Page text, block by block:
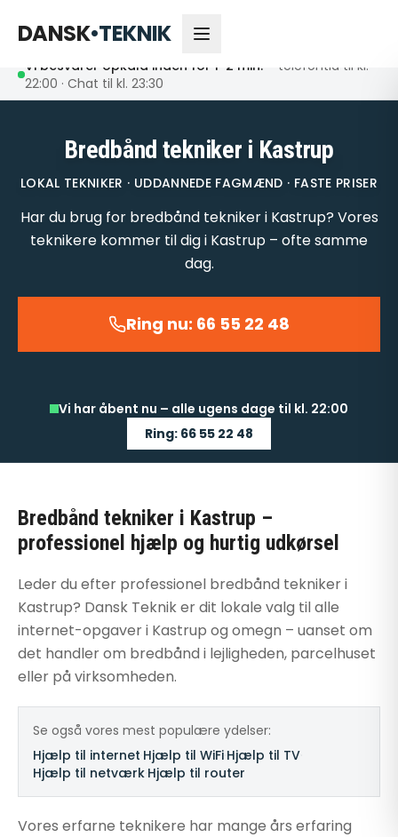
DANSK•TEKNIK
Åbent nu
Vi besvarer opkald inden for 1-2 min. – telefontid til kl.
22:00 · Chat til kl. 23:30
Bredbånd tekniker i Kastrup
LOKAL TEKNIKER · UDDANNEDE FAGMÆND · FASTE PRISER
Har du brug for bredbånd tekniker i Kastrup? Vores
teknikere kommer til dig i Kastrup – ofte samme
dag.
Ring nu: 66 55 22 48
Vi har åbent nu – alle ugens dage til kl. 22:00
Ring: 66 55 22 48
Bredbånd tekniker i Kastrup –
professionel hjælp og hurtig udkørsel
Leder du efter professionel bredbånd tekniker i
Kastrup? Dansk Teknik er dit lokale valg til alle
internet-opgaver i Kastrup og omegn – uanset om
det handler om bredbånd i lejligheden, parcelhuset
eller på virksomheden.
Se også vores mest populære ydelser:
Hjælp til internet Hjælp til WiFi Hjælp til TV
Hjælp til netværk Hjælp til router
Vores erfarne teknikere har mange års erfaring